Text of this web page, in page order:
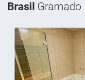
Brasil Gramado